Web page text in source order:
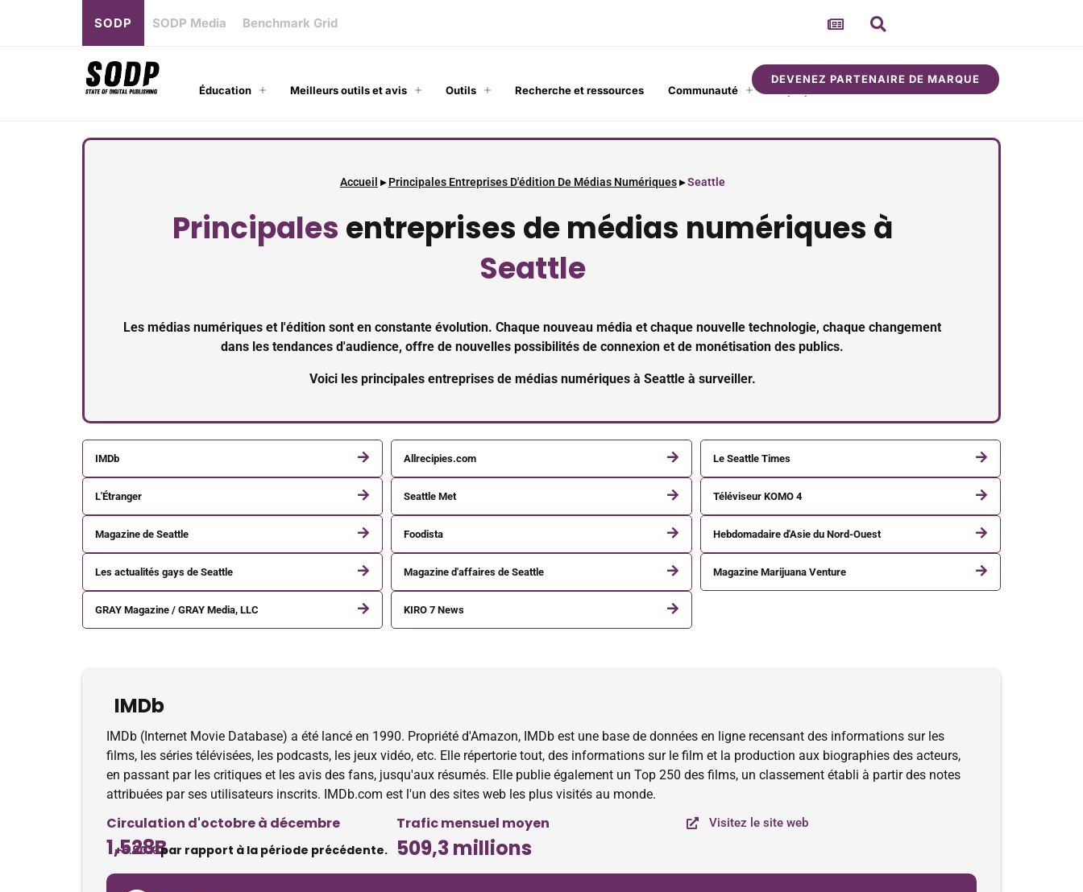
SODP SODP Media Benchmark Grid
Éducation Meilleurs outils et avis Outils Recherche et ressources Communauté
DEVENEZ PARTENAIRE DE MARQUE
Accueil ▸Principales Entreprises D'édition De Médias Numériques▸Seattle
Principales entreprises de médias numériques à
Seattle
Les médias numériques et l'édition sont en constante évolution. Chaque nouveau média et chaque nouvelle technologie, chaque changement
dans les tendances d'audience, offre de nouvelles possibilités de connexion et de monétisation des publics.
Voici les principales entreprises de médias numériques à Seattle à surveiller.
IMDb Allrecipies.com Le Seattle Times
L'Étranger Seattle Met Téléviseur KOMO 4
Magazine de Seattle Foodista Hebdomadaire d'Asie du Nord-Ouest
Les actualités gays de Seattle Magazine d'affaires de Seattle Magazine Marijuana Venture
GRAY Magazine / GRAY Media, LLC KIRO 7 News
IMDb
IMDb (Internet Movie Database) a été lancé en 1990. Propriété d'Amazon, IMDb est une base de données en ligne recensant des informations sur les
films, les séries télévisées, les podcasts, les jeux vidéo, etc. Elle répertorie tout, des informations sur le film et la production aux biographies des acteurs,
en passant par les critiques et les avis des fans, jusqu'aux résumés. Elle publie également un Top 250 des films, un classement établi à partir des notes
attribuées par ses utilisateurs inscrits. IMDb.com est l'un des sites web les plus visités au monde.
Circulation d'octobre à décembre
1,528B
+5.90%par rapport à la période précédente.
Trafic mensuel moyen
509,3 millions
Visitez le site web